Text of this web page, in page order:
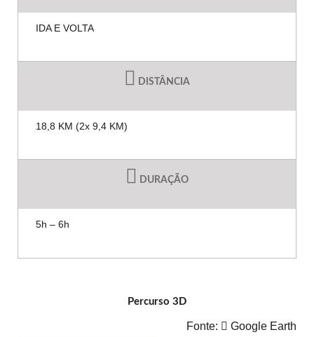
IDA E VOLTA
DISTÂNCIA
18,8 KM (2x 9,4 KM)
DURAÇÃO
5h – 6h
Percurso 3D
Fonte: Google Earth